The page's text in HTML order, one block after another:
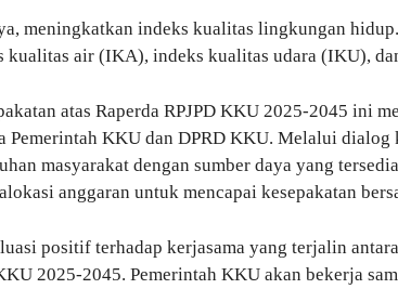
meningkatkan indeks kualitas lingkungan
kualitas air (IKA), indeks kualitas udara (IKU),
atas Raperda RPJPD KKU 2025-2045 ini
Pemerintah KKU dan DPRD KKU. Melalui
masyarakat dengan sumber daya yang
anggaran untuk mencapai kesepakatan
positif terhadap kerjasama yang terjalin
2025-2045. Pemerintah KKU akan bekerja